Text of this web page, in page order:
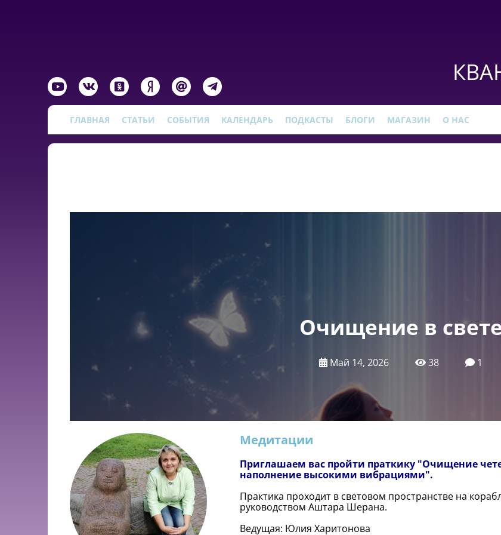
ГЛАВНАЯ СТАТЬИ СОБЫТИЯ КАЛЕНДАРЬ ПОДКАСТЫ БЛОГИ МАГАЗИН О НАС
Очищение в
Май 14, 2026 38 1
Медитации
Приглашаем вас пройти праткику "Очищение
наполнение высокими вибрациями".
Практика проходит в световом пространстве на
руководством Аштара Шерана.
Ведущая: Юлия Харитонова